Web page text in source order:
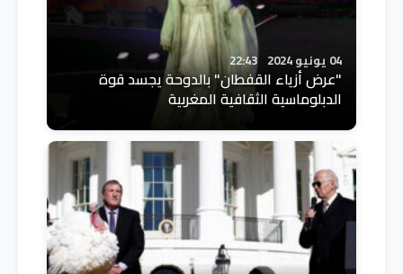
04 يونيو 2024 22:43
"عرض أزياء القفطان" بالدوحة يجسد قوة
الدبلوماسية الثقافية المغربية